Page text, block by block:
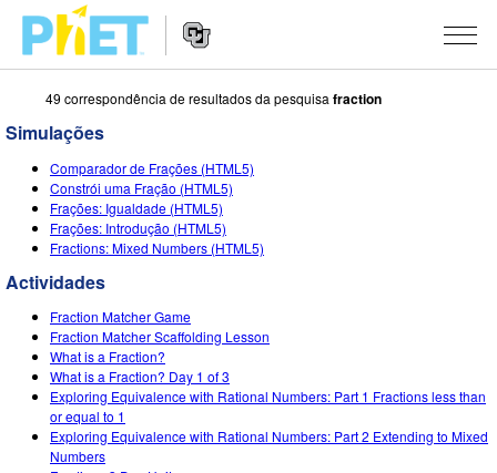
Procurar
página
do
PhET
Navigation
SIMULAÇÕES
All Sims
Física
Matemática
Química
Ciências da Terra
Biologia
Simulações Traduzidas
STUDIO
About Studio
Customizable Sims
Start a Free Trial
Purchase a License
ENSINANDO
Ver Atividades
Partilhe Suas Atividades
Activity Contribution Guidelines
Virtual Workshops
Professional Learning with PhET
INITIATIVES
Inclusive Design
PhET Global
Data Fluency
ENTRAR / REGISTRAR
ENTRAR / REGISTRAR
49 correspondência de resultados da pesquisa fraction
Simulações
Comparador de Frações (HTML5)
Constrói uma Fração (HTML5)
Frações: Igualdade (HTML5)
Frações: Introdução (HTML5)
Fractions: Mixed Numbers (HTML5)
Actividades
Fraction Matcher Game
Fraction Matcher Scaffolding Lesson
What is a Fraction?
What is a Fraction? Day 1 of 3
Exploring Equivalence with Rational Numbers: Part 1 Fractions less than
or equal to 1
Exploring Equivalence with Rational Numbers: Part 2 Extending to Mixed
Numbers